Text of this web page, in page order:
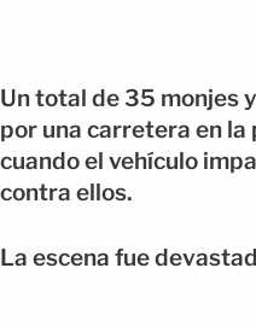
Un total de 35 monjes
por una carretera en
cuando el vehículo
contra ellos.
La escena fue